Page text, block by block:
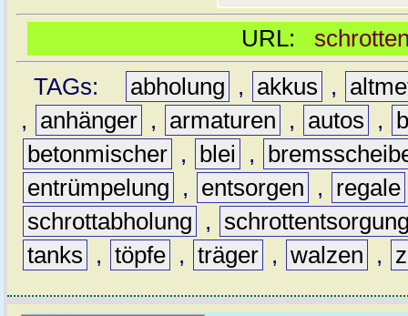
URL:
TAGs:
abholung , akkus ,
,
anhänger , armaturen , autos ,
betonmischer , blei ,
entrümpelung
, entsorgen , regale
schrottabholung
,
tanks
, töpfe , träger , walzen ,